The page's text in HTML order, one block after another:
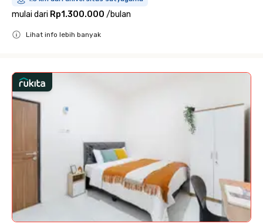
mulai dari Rp1.300.000 /bulan
Lihat info lebih banyak